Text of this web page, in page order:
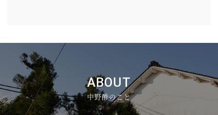
ABOUT
中野酢のこと